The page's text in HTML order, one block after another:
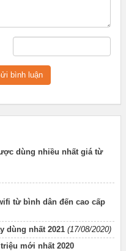
dùng nhiều nhất giá từ
từ bình dân đến cao cấp
dùng nhất 2021 (17/08/2020)
mới nhất 2020